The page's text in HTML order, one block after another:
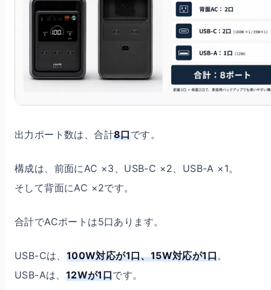
出力ポート数は、合計8口です。
構成は、前面にAC ×3、USB-C ×2、USB-A ×1。
そして背面にAC ×2です。
合計でACポートは5口あります。
USB-Cは、 100W対応が1口、15W対応が1口。
USB-Aは、 12Wが1口です。